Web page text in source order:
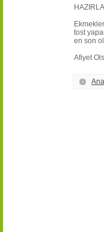
tost
en son
Afiyet